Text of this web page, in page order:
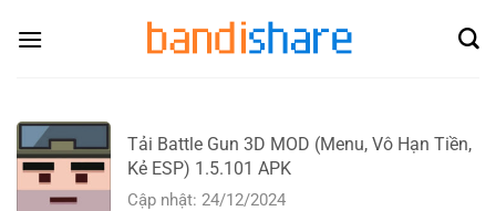
Tải Battle Gun 3D MOD (Menu, Vô Hạn Tiền,
Kẻ ESP) 1.5.101 APK
Cập nhật: 24/12/2024